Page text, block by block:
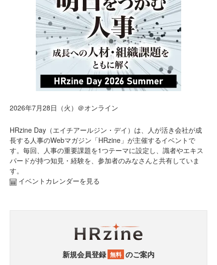
2026年7月28日（火）＠オンライン
HRzine Day（エイチアールジン・デイ）は、人が活き会社が成
長する人事のWebマガジン「HRzine」が主催するイベントで
す。毎回、人事の重要課題を1つテーマに設定し、識者やエキス
パードが持つ知見・経験を、参加者のみなさんと共有していま
す。
イベントカレンダーを見る
新規会員登録 無料 のご案内